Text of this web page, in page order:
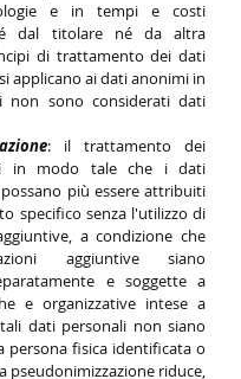
e in tempi e costi
dal titolare né da altra
di trattamento dei dati
applicano ai dati anonimi in
non sono considerati dati
: il trattamento dei
in modo tale che i dati
più essere attribuiti
specifico senza l'utilizzo di
a condizione che
aggiuntive siano
e soggette a
e organizzative intese a
dati personali non siano
persona fisica identificata o
pseudonimizzazione riduce,